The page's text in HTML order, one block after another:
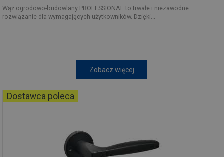
Wąż ogrodowo-budowlany PROFESSIONAL to trwałe i niezawodne
rozwiązanie dla wymagających użytkowników. Dzięki...
Zobacz więcej
Dostawca poleca